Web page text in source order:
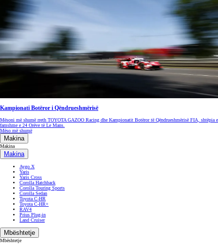
Kampionati Botëror i Qëndrueshmërisë
Mësoni më shumë rreth TOYOTA GAZOO Racing dhe Kampionatit Botëror të Qëndrueshmërisë FIA, shtëpia e
famshme e 24 Orëve të Le Mans.
Mëso më shumë
Makina
Makina
Makina
Aygo X
Yaris
Yaris Cross
Corolla Hatchback
Corolla Touring Sports
Corolla Sedan
Toyota C-HR
Toyota C-HR+
RAV4
Prius Plug-in
Land Cruiser
Mbështetje
Mbështetje